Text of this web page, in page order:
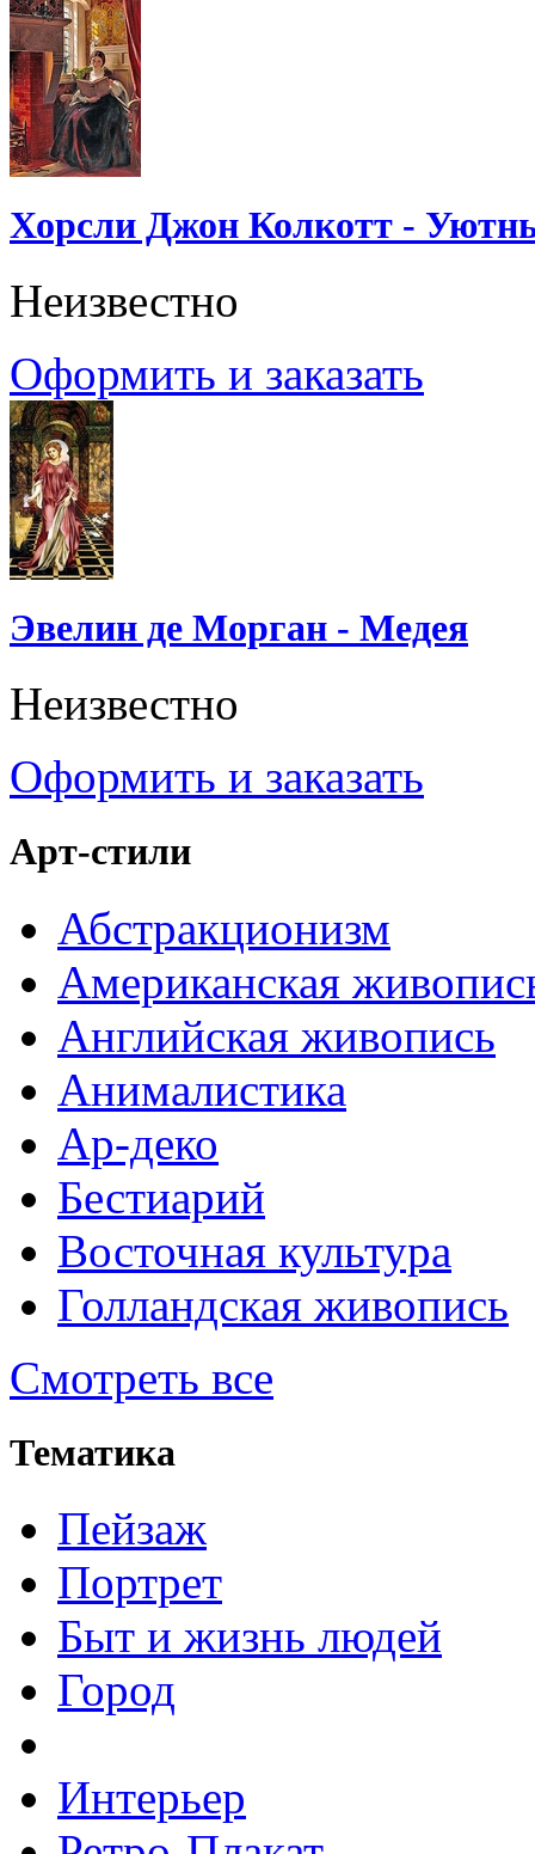
Хорсли Джон Колкотт -
Неизвестно
Оформить и заказать
Эвелин де Морган - Медея
Неизвестно
Оформить и заказать
Арт-стили
Абстракционизм
Американская
Английская живопись
Анималистика
Ар-деко
Бестиарий
Восточная культура
Голландская живопись
Смотреть все
Тематика
Пейзаж
Портрет
Быт и жизнь людей
Город
Интерьер